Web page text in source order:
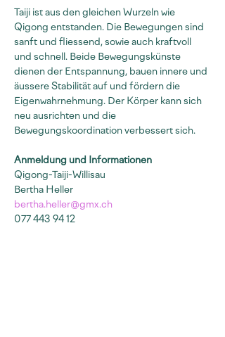
Taiji ist aus den gleichen Wurzeln wie
Qigong entstanden. Die Bewegungen sind
sanft und fliessend, sowie auch kraftvoll
und schnell. Beide Bewegungskünste
dienen der Entspannung, bauen innere und
äussere Stabilität auf und fördern die
Eigenwahrnehmung. Der Körper kann sich
neu ausrichten und die
Bewegungskoordination verbessert sich.
Anmeldung und Informationen
Qigong-Taiji-Willisau
Bertha Heller
bertha.heller@gmx.ch
077 443 94 12